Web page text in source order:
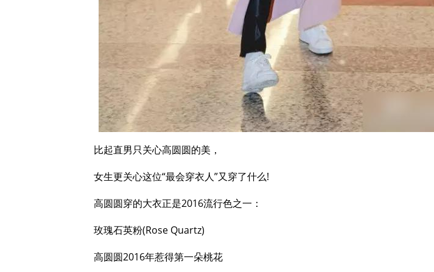
比起直男只关心高圆圆的美，
女生更关心这位“最会穿衣人”又穿了什么!
高圆圆穿的大衣正是2016流行色之一：
玫瑰石英粉(Rose Quartz)
高圆圆2016年惹得第一朵桃花